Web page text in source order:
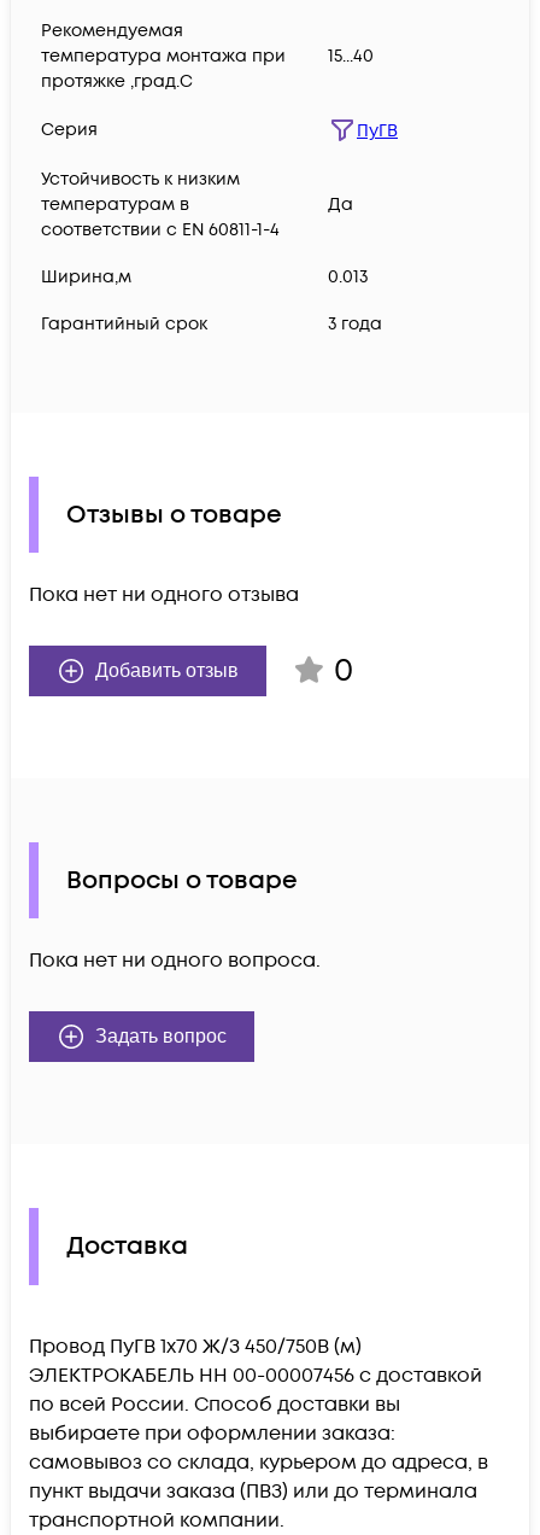
Рекомендуемая
температура монтажа при
протяжке ,град.C
15...40
Серия ПуГВ
Устойчивость к низким
температурам в
соответствии с EN 60811-1-4
Да
Ширина,м 0.013
Гарантийный срок 3 года
Отзывы о товаре
Пока нет ни одного отзыва
Добавить отзыв 0
Вопросы о товаре
Пока нет ни одного вопроса.
Задать вопрос
Доставка
Провод ПуГВ 1х70 Ж/З 450/750В (м)
ЭЛЕКТРОКАБЕЛЬ НН 00-00007456 c доставкой
по всей России. Способ доставки вы
выбираете при оформлении заказа:
самовывоз со склада, курьером до адреса, в
пункт выдачи заказа (ПВЗ) или до терминала
транспортной компании.